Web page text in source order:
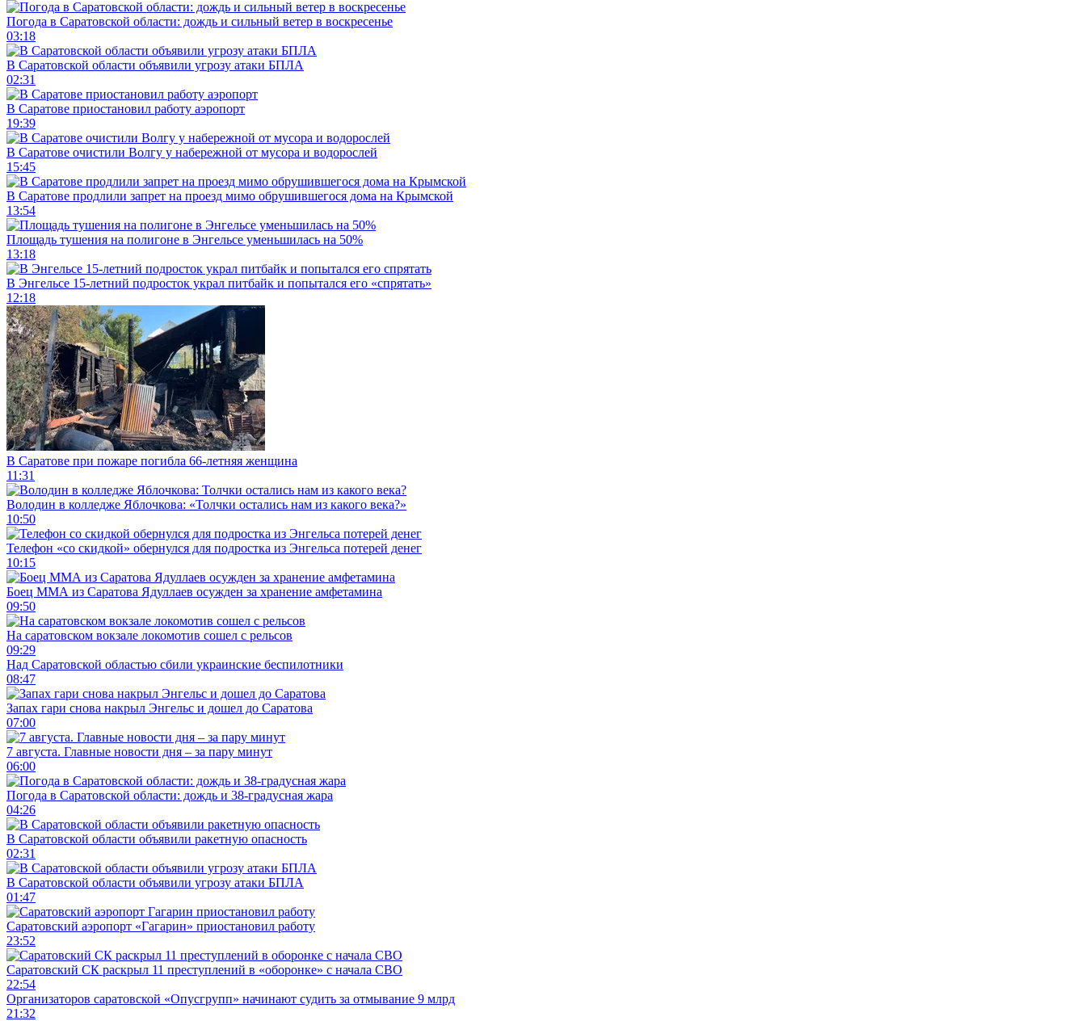
Погода в Саратовской области: дождь и сильный ветер в воскресенье
03:18
В Саратовской области объявили угрозу атаки БПЛА
02:31
В Саратове приостановил работу аэропорт
19:39
В Саратове очистили Волгу у набережной от мусора и водорослей
15:45
В Саратове продлили запрет на проезд мимо обрушившегося дома на Крымской
13:54
Площадь тушения на полигоне в Энгельсе уменьшилась на 50%
13:18
В Энгельсе 15-летний подросток украл питбайк и попытался его «спрятать»
12:18
В Саратове при пожаре погибла 66-летняя женщина
11:31
Володин в колледже Яблочкова: «Толчки остались нам из какого века?»
10:50
Телефон «со скидкой» обернулся для подростка из Энгельса потерей денег
10:15
Боец ММА из Саратова Ядуллаев осужден за хранение амфетамина
09:50
На саратовском вокзале локомотив сошел с рельсов
09:29
Над Саратовской областью сбили украинские беспилотники
08:47
Запах гари снова накрыл Энгельс и дошел до Саратова
07:00
7 августа. Главные новости дня – за пару минут
06:00
Погода в Саратовской области: дождь и 38-градусная жара
04:26
В Саратовской области объявили ракетную опасность
02:31
В Саратовской области объявили угрозу атаки БПЛА
01:47
Саратовский аэропорт «Гагарин» приостановил работу
23:52
Саратовский СК раскрыл 11 преступлений в «оборонке» с начала СВО
22:54
Организаторов саратовской «Опусгрупп» начинают судить за отмывание 9 млрд
21:32